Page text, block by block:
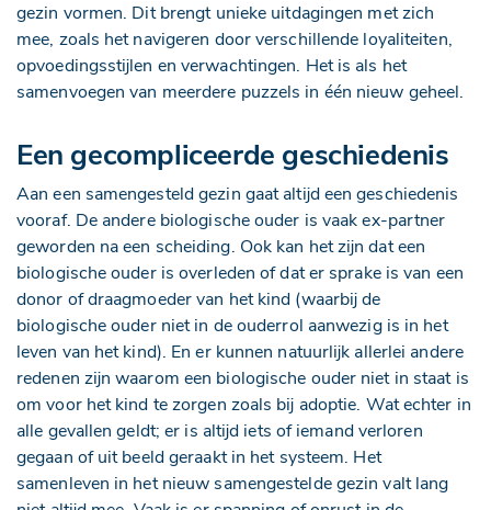
gezin vormen. Dit brengt unieke uitdagingen met zich
mee, zoals het navigeren door verschillende loyaliteiten,
opvoedingsstijlen en verwachtingen. Het is als het
samenvoegen van meerdere puzzels in één nieuw geheel.
Een gecompliceerde geschiedenis
Aan een samengesteld gezin gaat altijd een geschiedenis
vooraf. De andere biologische ouder is vaak ex-partner
geworden na een scheiding. Ook kan het zijn dat een
biologische ouder is overleden of dat er sprake is van een
donor of draagmoeder van het kind (waarbij de
biologische ouder niet in de ouderrol aanwezig is in het
leven van het kind). En er kunnen natuurlijk allerlei andere
redenen zijn waarom een biologische ouder niet in staat is
om voor het kind te zorgen zoals bij adoptie. Wat echter in
alle gevallen geldt; er is altijd iets of iemand verloren
gegaan of uit beeld geraakt in het systeem. Het
samenleven in het nieuw samengestelde gezin valt lang